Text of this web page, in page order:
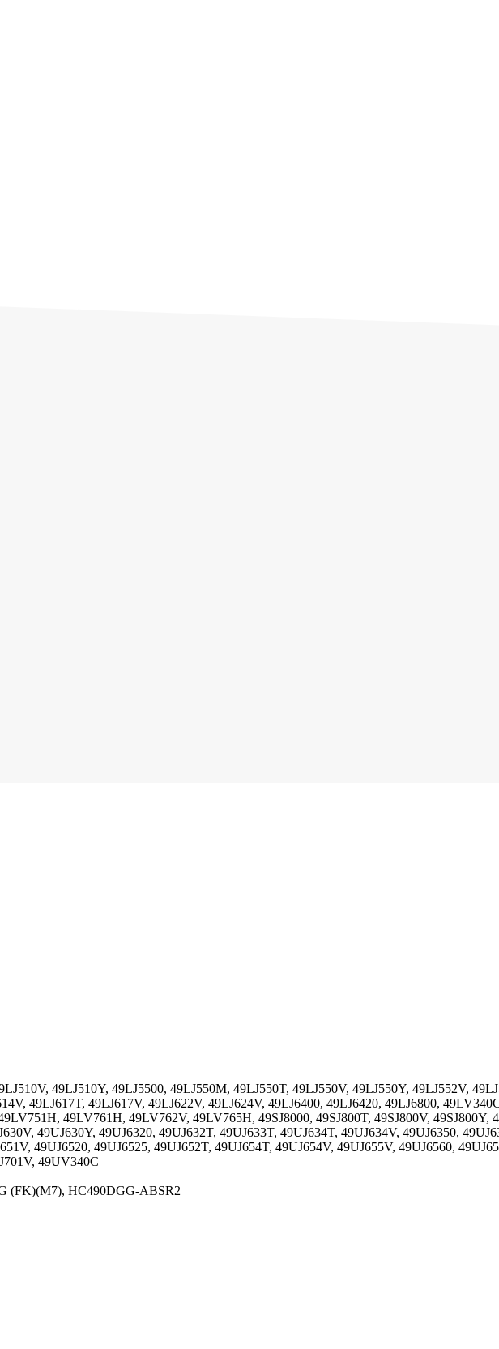
49LJ510Y, 49LJ5500, 49LJ550M, 49LJ550T, 49LJ550V, 49LJ550Y, 49LJ552V,
49LJ617T, 49LJ617V, 49LJ622V, 49LJ624V, 49LJ6400, 49LJ6420, 49LJ6800,
49LV761H, 49LV762V, 49LV765H, 49SJ8000, 49SJ800T, 49SJ800V, 49SJ800Y,
49UJ630Y, 49UJ6320, 49UJ632T, 49UJ633T, 49UJ634T, 49UJ634V, 49UJ6350,
49UJ6520, 49UJ6525, 49UJ652T, 49UJ654T, 49UJ654V, 49UJ655V, 49UJ6560,
49UV340C
(FK)(M7), HC490DGG-ABSR2